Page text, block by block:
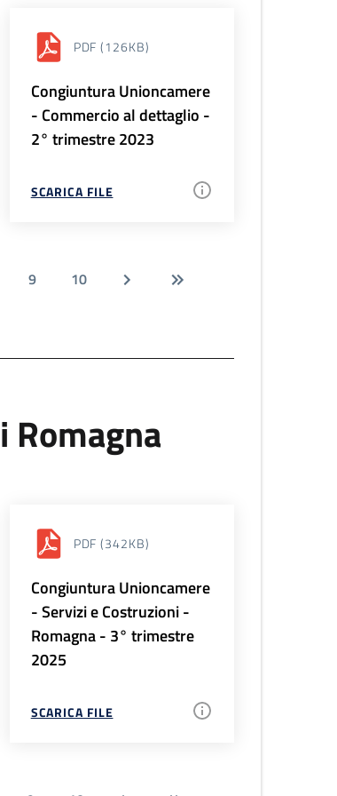
PDF (126KB)
Congiuntura Unioncamere
- Commercio al dettaglio -
2° trimestre 2023
SCARICA FILE
9 10
PDF (342KB)
Congiuntura Unioncamere
- Servizi e Costruzioni -
Romagna - 3° trimestre
2025
SCARICA FILE